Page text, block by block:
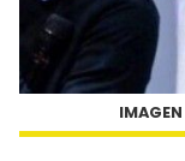
IMAGEN